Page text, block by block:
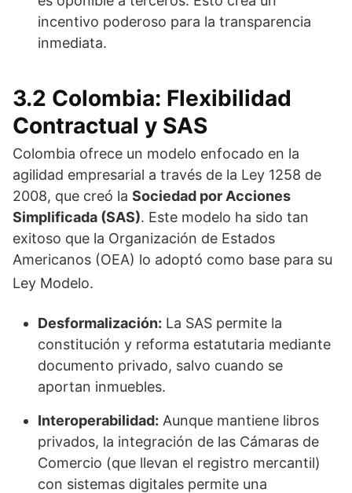
incentivo poderoso para la transparencia
inmediata.
3.2 Colombia: Flexibilidad
Contractual y SAS
Colombia ofrece un modelo enfocado en la
agilidad empresarial a través de la Ley 1258 de
2008, que creó la Sociedad por Acciones
Simplificada (SAS). Este modelo ha sido tan
exitoso que la Organización de Estados
Americanos (OEA) lo adoptó como base para su
Ley Modelo.
Desformalización: La SAS permite la
constitución y reforma estatutaria mediante
documento privado, salvo cuando se
aportan inmuebles.
Interoperabilidad: Aunque mantiene libros
privados, la integración de las Cámaras de
Comercio (que llevan el registro mercantil)
con sistemas digitales permite una